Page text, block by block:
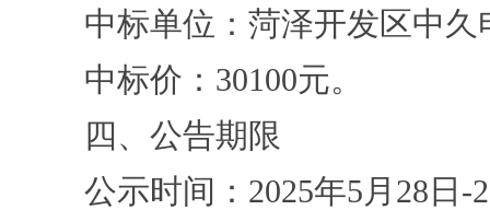
中标单位：菏泽开发区中
中标价：30100元。
四、公告期限
公示时间：2025年5月28日